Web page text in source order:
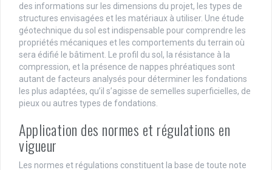
des informations sur les dimensions du projet, les types de
structures envisagées et les matériaux à utiliser. Une étude
géotechnique du sol est indispensable pour comprendre les
propriétés mécaniques et les comportements du terrain où
sera édifié le bâtiment. Le profil du sol, la résistance à la
compression, et la présence de nappes phréatiques sont
autant de facteurs analysés pour déterminer les fondations
les plus adaptées, qu’il s’agisse de semelles superficielles, de
pieux ou autres types de fondations.
Application des normes et régulations en
vigueur
Les normes et régulations constituent la base de toute note